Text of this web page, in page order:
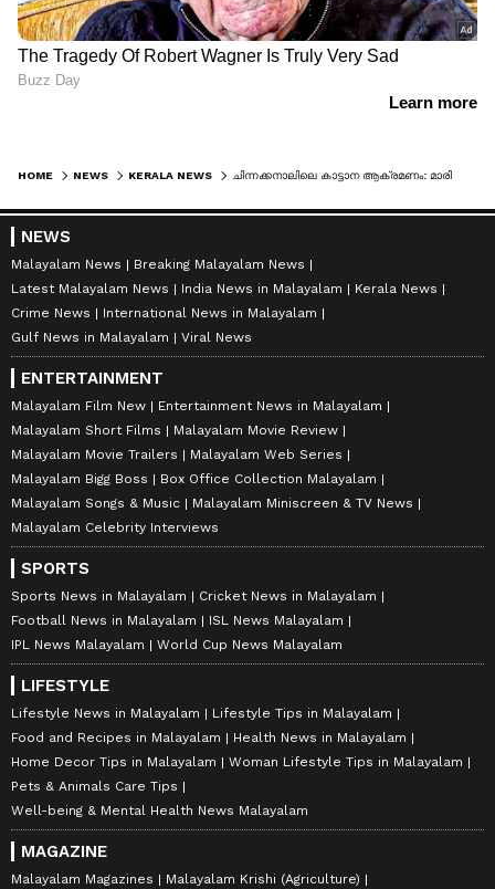
HOME NEWS KERALA NEWS
NEWS
Malayalam News
Breaking Malayalam News
Latest Malayalam News
India News in Malayalam
Kerala News
Crime News
International News in Malayalam
Gulf News in Malayalam
Viral News
ENTERTAINMENT
Malayalam Film New
Entertainment News in Malayalam
Malayalam Short Films
Malayalam Movie Review
Malayalam Movie Trailers
Malayalam Web Series
Malayalam Bigg Boss
Box Office Collection Malayalam
Malayalam Songs & Music
Malayalam Miniscreen & TV News
Malayalam Celebrity Interviews
SPORTS
Sports News in Malayalam
Cricket News in Malayalam
Football News in Malayalam
ISL News Malayalam
IPL News Malayalam
World Cup News Malayalam
LIFESTYLE
Lifestyle News in Malayalam
Lifestyle Tips in Malayalam
Food and Recipes in Malayalam
Health News in Malayalam
Home Decor Tips in Malayalam
Woman Lifestyle Tips in Malayalam
Pets & Animals Care Tips
Well-being & Mental Health News Malayalam
MAGAZINE
Malayalam Magazines
Malayalam Krishi (Agriculture)